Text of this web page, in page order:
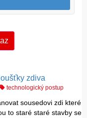
zdiva
technologický postup
sousedovi zdi které
to staré staré stavby se